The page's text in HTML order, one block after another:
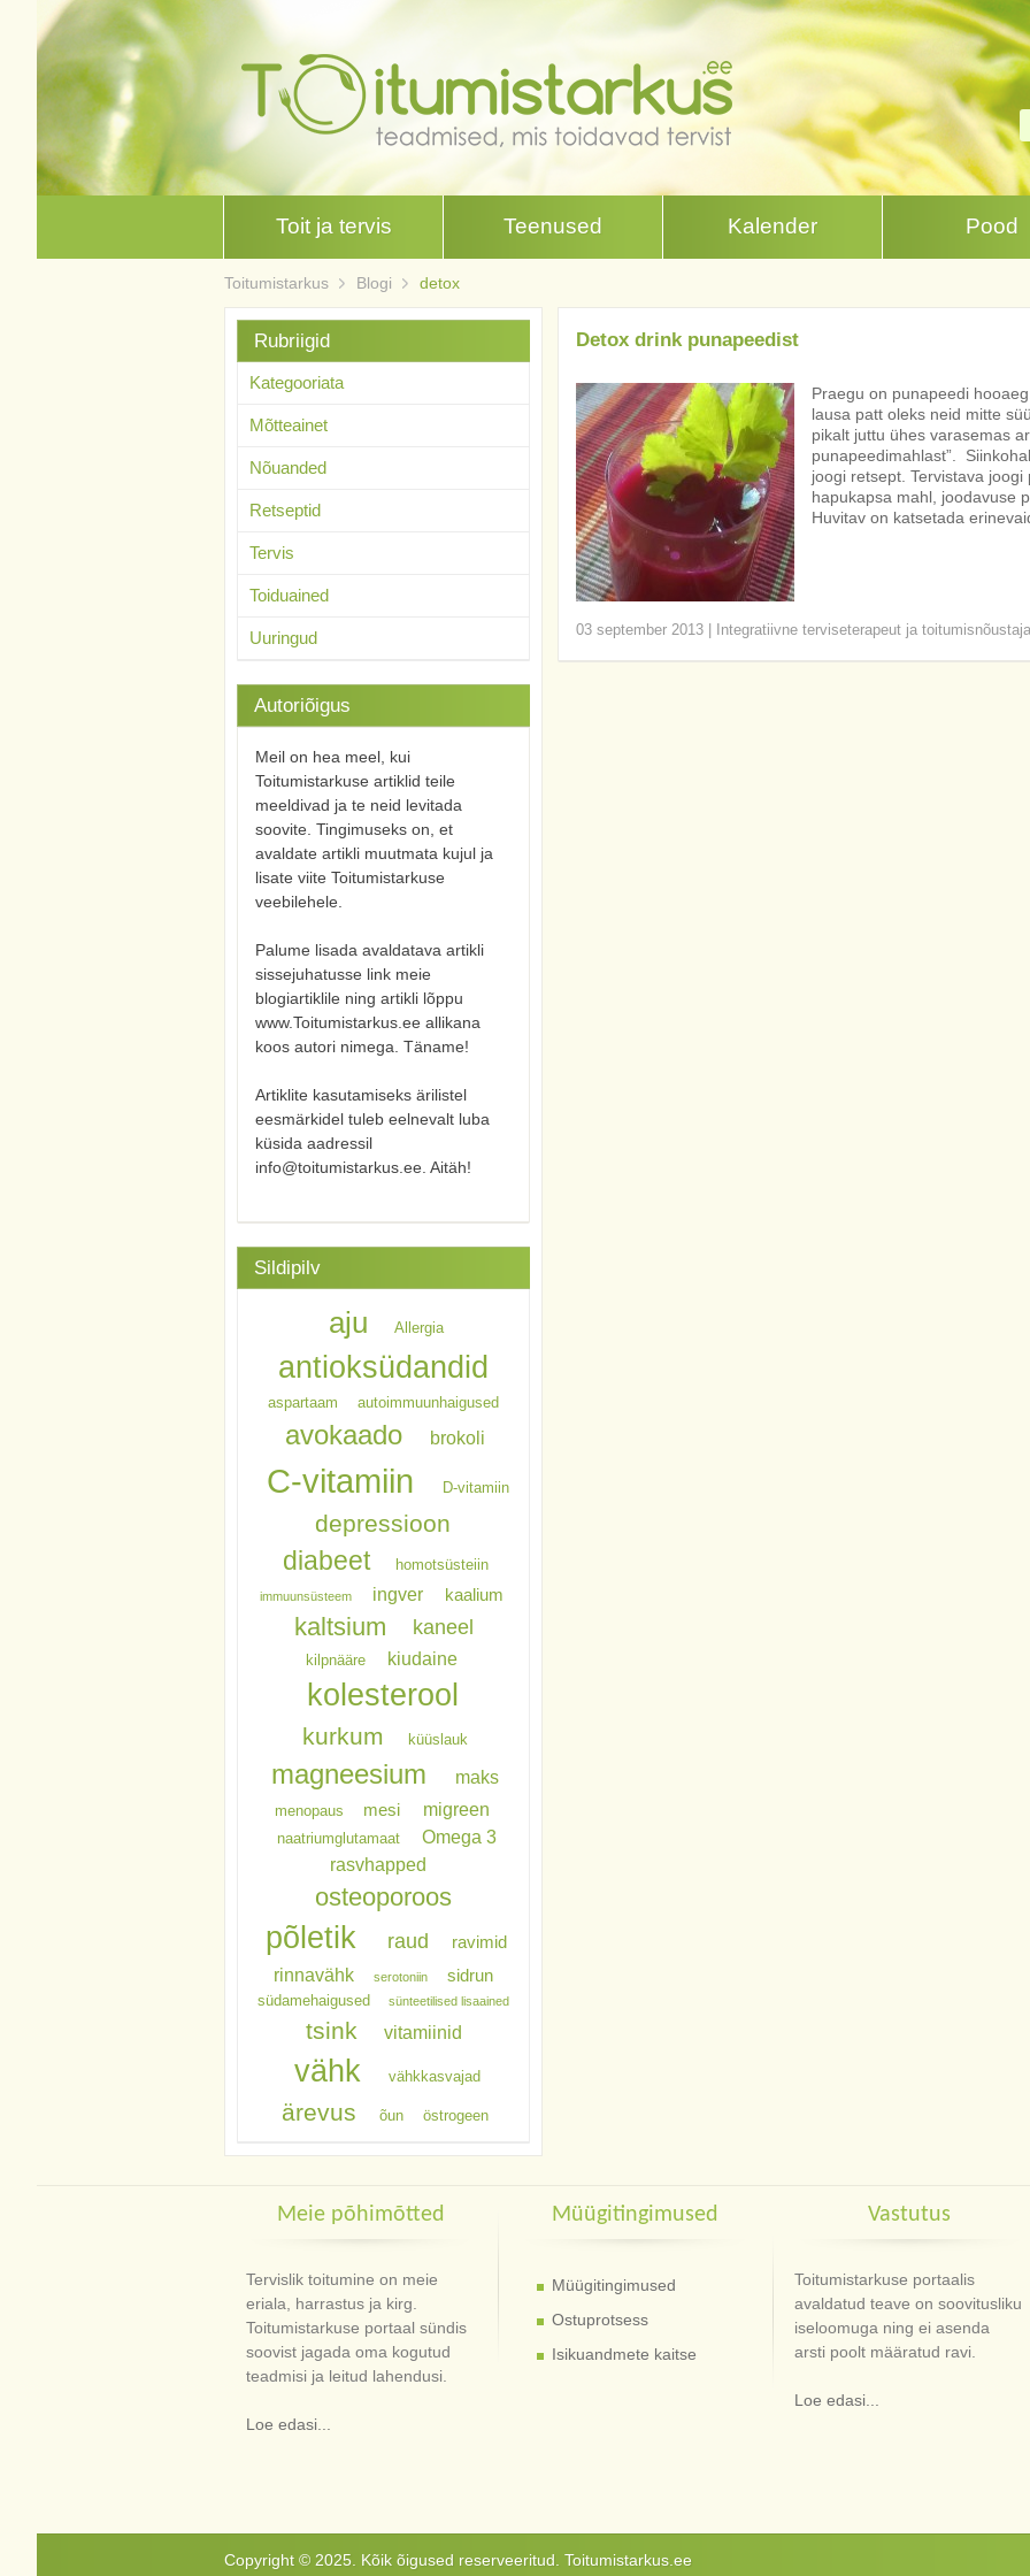
Toit ja tervis Teenused Kalender Pood
Toitumistarkus Blogi detox
Detox drink punapeedist
Praegu on punapeedi
lausa patt oleks neid mitte
pikalt juttu ühes varasemas
punapeedimahlast”.
joogi retsept. Tervistava
hapukapsa mahl, joodavuse
Huvitav on katsetada
03 september 2013| Integratiivne terviseterapeut ja
Rubriigid
Kategooriata
Mõtteainet
Nõuanded
Retseptid
Tervis
Toiduained
Uuringud
Autoriõigus
Meil on hea meel, kui
Toitumistarkuse artiklid teile
meeldivad ja te neid levitada
soovite. Tingimuseks on, et
avaldate artikli muutmata kujul ja
lisate viite Toitumistarkuse
veebilehele.
Palume lisada avaldatava artikli
sissejuhatusse link meie
blogiartiklile ning artikli lõppu
www.Toitumistarkus.ee allikana
koos autori nimega. Täname!
Artiklite kasutamiseks ärilistel
eesmärkidel tuleb eelnevalt luba
küsida aadressil
info@toitumistarkus.ee. Aitäh!
Sildipilv
aju Allergia
antioksüdandid
aspartaam autoimmuunhaigused
avokaado brokoli
C-vitamiin D-vitamiin
depressioon
diabeet homotsüsteiin
immuunsüsteem ingver kaalium
kaltsium kaneel
kilpnääre kiudaine
kolesterool
kurkum küüslauk
magneesium maks
menopaus mesi migreen
naatriumglutamaat
Omega 3
rasvhapped
osteoporoos
põletik raud ravimid
rinnavähk serotoniin sidrun
südamehaigused sünteetilised lisaained
tsink vitamiinid
vähk vähkkasvajad
ärevus õun östrogeen
Meie põhimõtted
Tervislik toitumine on meie
eriala, harrastus ja kirg.
Toitumistarkuse portaal sündis
soovist jagada oma kogutud
teadmisi ja leitud lahendusi.
Loe edasi...
Müügitingimused
Müügitingimused
Ostuprotsess
Isikuandmete kaitse
Vastutus
Toitumistarkuse portaalis
avaldatud teave on soovitusliku
iseloomuga ning ei asenda
arsti poolt määratud ravi.
Loe edasi...
Copyright © 2025. Kõik õigused reserveeritud. Toitumistarkus.ee